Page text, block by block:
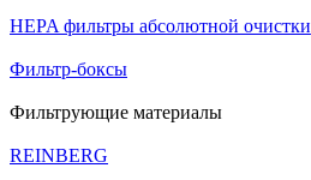
HEPA фильтры абсолютной очистки
Фильтр-боксы
Фильтрующие материалы
REINBERG